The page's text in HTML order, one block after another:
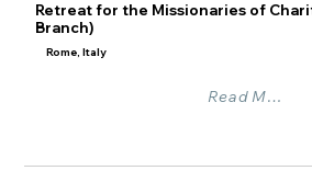
Retreat for the Missionaries of
Branch)
Rome, Italy
Read More